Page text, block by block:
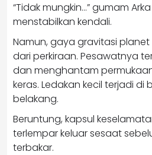
“Tidak mungkin…” gumam
menstabilkan kendali.
Namun, gaya gravitasi
dari perkiraan. Pesawatnya
dan menghantam
keras. Ledakan kecil terjadi di
belakang.
Beruntung, kapsul
terlempar keluar sesaat
terbakar.